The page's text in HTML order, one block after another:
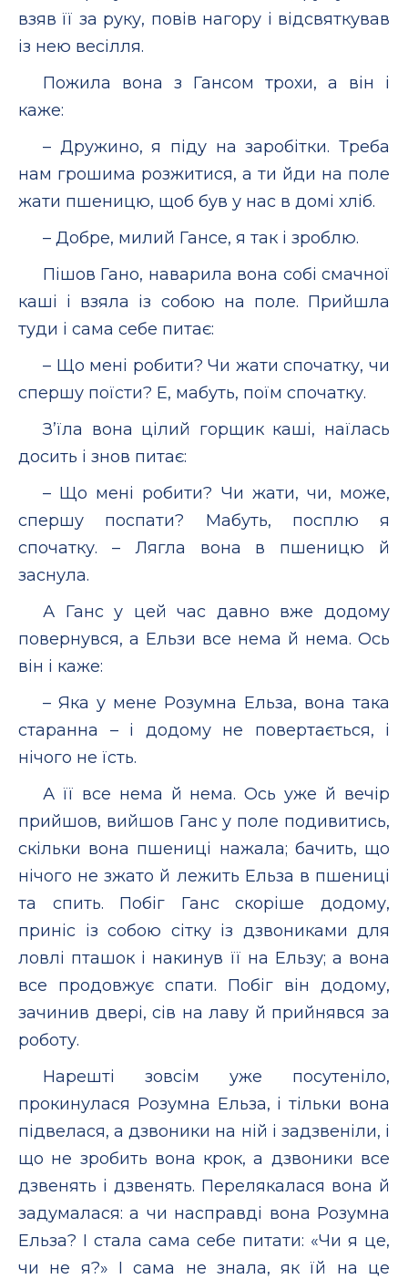
взяв її за руку, повів нагору і відсвяткував
із нею весілля.
Пожила вона з Гансом трохи, а він і
каже:
– Дружино, я піду на заробітки. Треба
нам грошима розжитися, а ти йди на поле
жати пшеницю, щоб був у нас в домі хліб.
– Добре, милий Гансе, я так і зроблю.
Пішов Гано, наварила вона собі смачної
каші і взяла із собою на поле. Прийшла
туди і сама себе питає:
– Що мені робити? Чи жати спочатку, чи
спершу поїсти? Е, мабуть, поїм спочатку.
З’їла вона цілий горщик каші, наїлась
досить і знов питає:
– Що мені робити? Чи жати, чи, може,
спершу поспати? Мабуть, посплю я
спочатку. – Лягла вона в пшеницю й
заснула.
А Ганс у цей час давно вже додому
повернувся, а Ельзи все нема й нема. Ось
він і каже:
– Яка у мене Розумна Ельза, вона така
старанна – і додому не повертається, і
нічого не їсть.
А її все нема й нема. Ось уже й вечір
прийшов, вийшов Ганс у поле подивитись,
скільки вона пшениці нажала; бачить, що
нічого не зжато й лежить Ельза в пшениці
та спить. Побіг Ганс скоріше додому,
приніс із собою сітку із дзвониками для
ловлі пташок і накинув її на Ельзу; а вона
все продовжує спати. Побіг він додому,
зачинив двері, сів на лаву й прийнявся за
роботу.
Нарешті зовсім уже посутеніло,
прокинулася Розумна Ельза, і тільки вона
підвелася, а дзвоники на ній і задзвеніли, і
що не зробить вона крок, а дзвоники все
дзвенять і дзвенять. Перелякалася вона й
задумалася: а чи насправді вона Розумна
Ельза? І стала сама себе питати: «Чи я це,
чи не я?» І сама не знала, як їй на це